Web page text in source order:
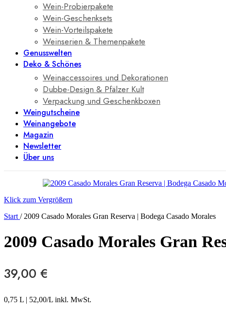
Wein-Probierpakete
Wein-Geschenksets
Wein-Vorteilspakete
Weinserien & Themenpakete
Genusswelten
Deko & Schönes
Weinaccessoires und Dekorationen
Dubbe-Design & Pfälzer Kult
Verpackung und Geschenkboxen
Weingutscheine
Weinangebote
Magazin
Newsletter
Über uns
Klick zum Vergrößern
Start / 2009 Casado Morales Gran Reserva | Bodega Casado Morales
2009 Casado Morales Gran
39,00 €
0,75 L | 52,00/L inkl. MwSt.